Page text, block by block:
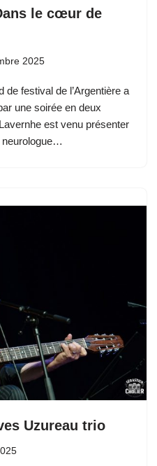
le cœur de
2025
festival de l’Argentière a
une soirée en deux
est venu présenter
neurologue…
Uzureau trio